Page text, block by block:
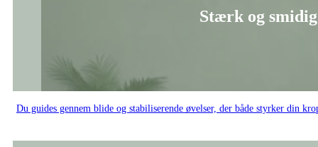
Stærk og
Du guides gennem blide og stabiliserende øvelser, der både styrker din